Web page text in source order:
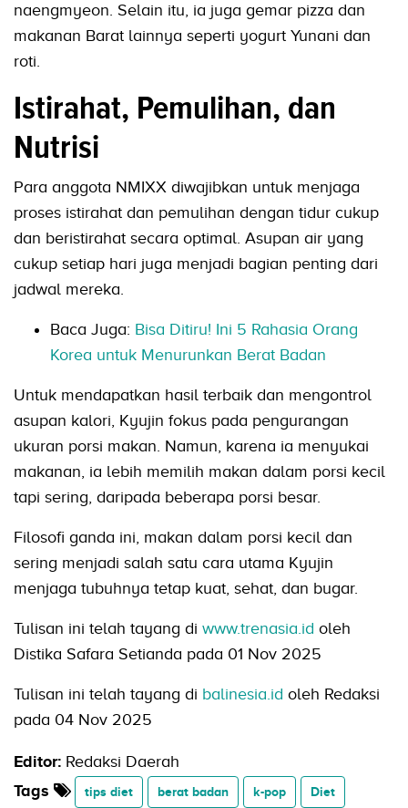
naengmyeon. Selain itu, ia juga gemar pizza dan
makanan Barat lainnya seperti yogurt Yunani dan
roti.
Istirahat, Pemulihan, dan
Nutrisi
Para anggota NMIXX diwajibkan untuk menjaga
proses istirahat dan pemulihan dengan tidur cukup
dan beristirahat secara optimal. Asupan air yang
cukup setiap hari juga menjadi bagian penting dari
jadwal mereka.
Baca Juga: Bisa Ditiru! Ini 5 Rahasia Orang
Korea untuk Menurunkan Berat Badan
Untuk mendapatkan hasil terbaik dan mengontrol
asupan kalori, Kyujin fokus pada pengurangan
ukuran porsi makan. Namun, karena ia menyukai
makanan, ia lebih memilih makan dalam porsi kecil
tapi sering, daripada beberapa porsi besar.
Filosofi ganda ini, makan dalam porsi kecil dan
sering menjadi salah satu cara utama Kyujin
menjaga tubuhnya tetap kuat, sehat, dan bugar.
Tulisan ini telah tayang di www.trenasia.id oleh
Distika Safara Setianda pada 01 Nov 2025
Tulisan ini telah tayang di balinesia.id oleh Redaksi
pada 04 Nov 2025
Editor: Redaksi Daerah
Tags
tips diet berat badan k-pop Diet